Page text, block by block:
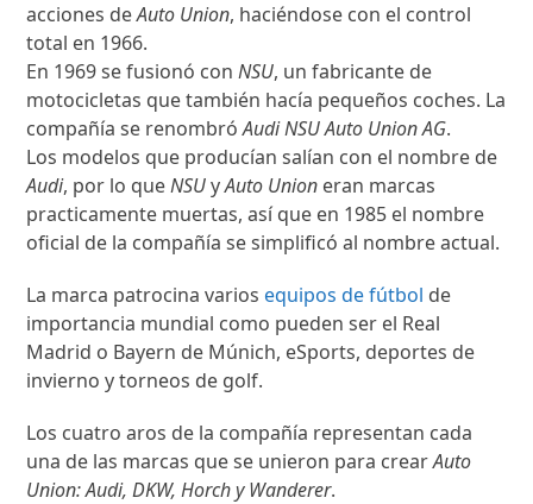
acciones deAuto Union, haciéndose con el control
total en 1966.
En 1969 se fusionó conNSU, un fabricante de
motocicletas que también hacía pequeños coches. La
compañía se renombróAudi NSU Auto Union AG.
Los modelos que producían salían con el nombre de
Audi, por lo queNSUyAuto Union eran marcas
practicamente muertas, así que en 1985 el nombre
oficial de la compañía se simplificó al nombre actual.
La marca patrocina varios equipos de fútbol de
importancia mundial como pueden ser el Real
Madrid o Bayern de Múnich, eSports, deportes de
invierno y torneos de golf.
Los cuatro aros de la compañía representan cada
una de las marcas que se unieron para crearAuto
Union: Audi, DKW, Horch y Wanderer.